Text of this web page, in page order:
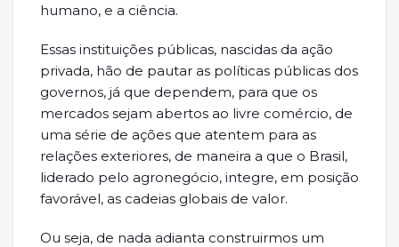
humano, e a ciência.
Essas instituições públicas, nascidas da ação
privada, hão de pautar as políticas públicas dos
governos, já que dependem, para que os
mercados sejam abertos ao livre comércio, de
uma série de ações que atentem para as
relações exteriores, de maneira a que o Brasil,
liderado pelo agronegócio, integre, em posição
favorável, as cadeias globais de valor.
Ou seja, de nada adianta construirmos um